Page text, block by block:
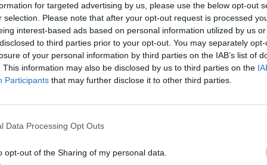
for targeted advertising by us, please use the below opt-out
selection. Please note that after your opt-out request is processed
interest-based ads based on personal information utilized by us
to third parties prior to your opt-out. You may separately
of your personal information by third parties on the IAB’s list of
This information may also be disclosed by us to third parties on the
Participants that may further disclose it to other third parties.
Data Processing Opt Outs
opt-out of the Sharing of my personal data.
pillére. Magyarország Nemzetközi
szerint az ország jelentős
reagáljon a különböző egészségügyi
erős alapot tovább erősíti a WHO-val
minden felkészülési tevékenységbe. A
szerint például
mintegy 36 ezer életet